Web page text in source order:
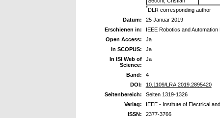
*DLR corresponding author
Datum:
25 Januar 2019
Erschienen in:
IEEE Robotics and
Open Access:
Ja
In SCOPUS:
Ja
In ISI Web of
Science:
Ja
Band:
4
DOI:
10.1109/LRA.2019.2895420
Seitenbereich:
Seiten 1319-1326
Verlag:
IEEE - Institute of Electrical
ISSN:
2377-3766